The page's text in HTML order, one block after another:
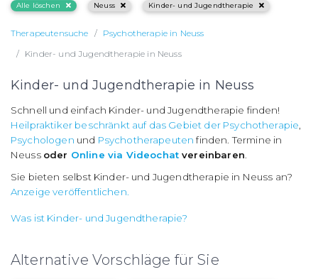
Alle löschen Neuss Kinder- und Jugendtherapie
Therapeutensuche
Psychotherapie in Neuss
Kinder- und Jugendtherapie in Neuss
Kinder- und Jugendtherapie in Neuss
Schnell und einfach Kinder- und Jugendtherapie finden!
Heilpraktiker beschränkt auf das Gebiet der Psychotherapie
Psychologen und Psychotherapeuten finden. Termine in
Neuss oder Online via Videochatvereinbaren
Sie bieten selbst Kinder- und Jugendtherapie in Neuss an?
Anzeige veröffentlichen.
Was ist Kinder- und Jugendtherapie?
Alternative Vorschläge für Sie